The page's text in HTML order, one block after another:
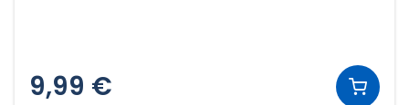
9,99 €